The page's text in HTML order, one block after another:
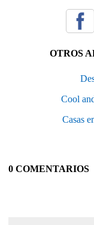
OTROS
Cool
Casas
0 COMENTARIOS